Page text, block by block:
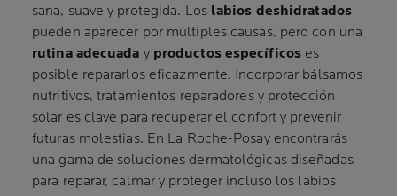
sana, suave y protegida. Los labios deshidratados
pueden aparecer por múltiples causas, pero con una
rutina adecuada y productos específicoses
posible repararlos eficazmente. Incorporar bálsamos
nutritivos, tratamientos reparadores y protección
solar es clave para recuperar el confort y prevenir
futuras molestias. En La Roche-Posay encontrarás
una gama de soluciones dermatológicas diseñadas
para reparar, calmar y proteger incluso los labios